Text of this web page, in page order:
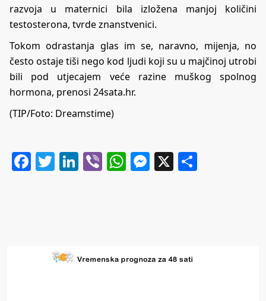
razvoja u maternici bila izložena manjoj količini
testosterona, tvrde znanstvenici.
Tokom odrastanja glas im se, naravno, mijenja, no
često ostaje tiši nego kod ljudi koji su u majčinoj utrobi
bili pod utjecajem veće razine muškog spolnog
hormona, prenosi 24sata.hr.
(TIP/Foto: Dreamstime)
Facebook
Twitter
LinkedIn
ViberWhatsApp
Messenger
X